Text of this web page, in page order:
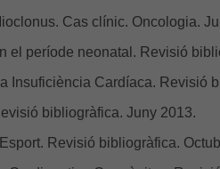
Cas clínic. Oncologia.
el període neonatal. Revisió
Insuficiència Cardíaca. Revisió
bibliogràfica. Juny 2013.
Revisió bibliogràfica.